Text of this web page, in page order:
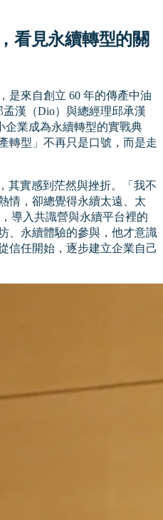
看見永續轉型的關
是來自創立 60 年的傳產中油
漢（Dio）與總經理邱承漢
企業成為永續轉型的實戰典
轉型」不再只是口號，而是走
其實感到茫然與挫折。「我不
情，卻總覺得永續太遠、太
導入共識營與永續平台裡的
、永續體驗的參與，他才意識
信任開始，逐步建立企業自己